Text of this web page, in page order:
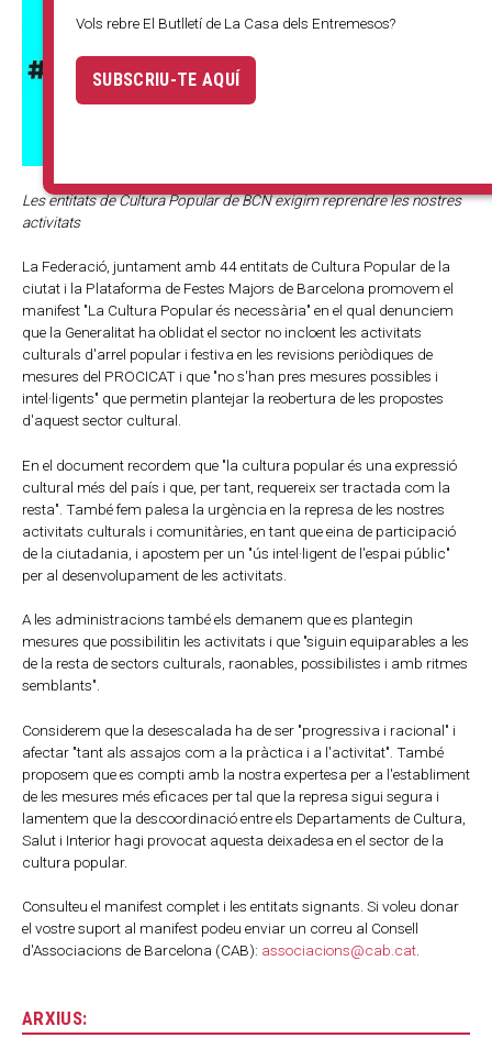
Les entitats de Cultura Popular de BCN exigim reprendre les nostres
activitats
La Federació, juntament amb 44 entitats de Cultura Popular de la
ciutat i la Plataforma de Festes Majors de Barcelona promovem el
manifest "La Cultura Popular és necessària" en el qual denunciem
que la Generalitat ha oblidat el sector no incloent les activitats
culturals d'arrel popular i festiva en les revisions periòdiques de
mesures del PROCICAT i que "no s'han pres mesures possibles i
intel·ligents" que permetin plantejar la reobertura de les propostes
d'aquest sector cultural.
En el document recordem que "la cultura popular és una expressió
cultural més del país i que, per tant, requereix ser tractada com la
resta". També fem palesa la urgència en la represa de les nostres
activitats culturals i comunitàries, en tant que eina de participació
de la ciutadania, i apostem per un "ús intel·ligent de l'espai públic"
per al desenvolupament de les activitats.
A les administracions també els demanem que es plantegin
mesures que possibilitin les activitats i que "siguin equiparables a les
de la resta de sectors culturals, raonables, possibilistes i amb ritmes
semblants".
Considerem que la desescalada ha de ser "progressiva i racional" i
afectar "tant als assajos com a la pràctica i a l'activitat". També
proposem que es compti amb la nostra expertesa per a l'establiment
de les mesures més eficaces per tal que la represa sigui segura i
lamentem que la descoordinació entre els Departaments de Cultura,
Salut i Interior hagi provocat aquesta deixadesa en el sector de la
cultura popular.
Consulteu el manifest complet i les entitats signants. Si voleu donar
el vostre suport al manifest podeu enviar un correu al Consell
d'Associacions de Barcelona (CAB): associacions@cab.cat
ARXIUS:
Vols rebre El Butlletí de La Casa dels Entremesos?
SUBSCRIU-TE AQUÍ